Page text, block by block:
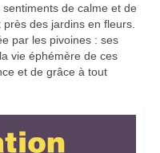
de calme et de
des jardins en fleurs.
par les pivoines : ses
vie éphémère de ces
et de grâce à tout